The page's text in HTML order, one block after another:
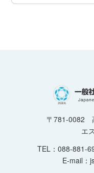
〒781-0082
エ
TEL：088-881-
E-mail：